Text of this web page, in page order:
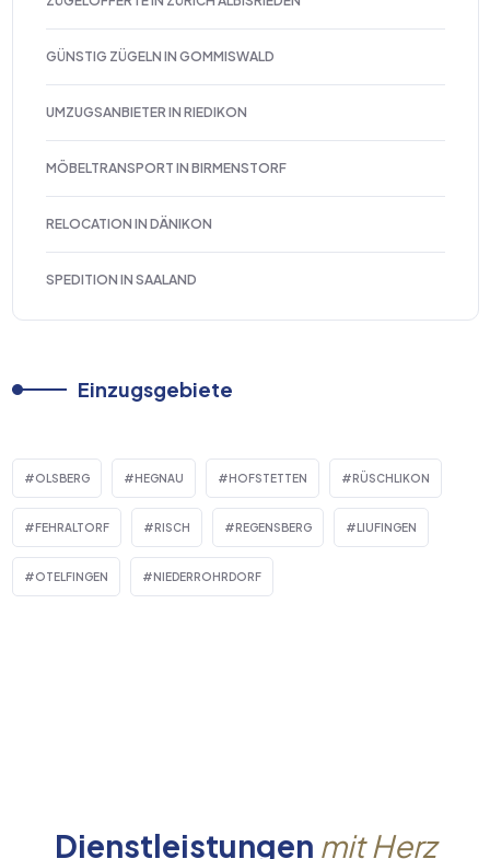
GÜNSTIG ZÜGELN IN GOMMISWALD
UMZUGSANBIETER IN RIEDIKON
MÖBELTRANSPORT IN BIRMENSTORF
RELOCATION IN DÄNIKON
SPEDITION IN SAALAND
Einzugsgebiete
OLSBERG HEGNAU HOFSTETTEN RÜSCHLIKON
FEHRALTORF RISCH REGENSBERG LIUFINGEN
OTELFINGEN NIEDERROHRDORF
Dienstleistungen mit Herz